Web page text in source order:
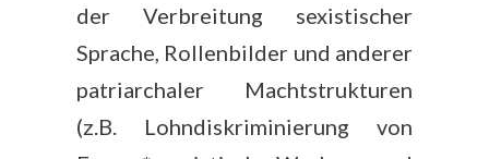
der Verbreitung sexistischer
Sprache, Rollenbilder und anderer
patriarchaler Machtstrukturen
(z.B. Lohndiskriminierung von